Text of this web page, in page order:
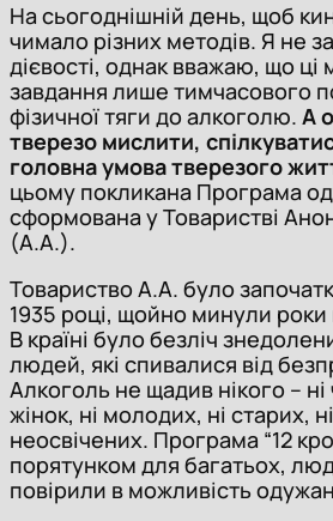
На сьогоднішній день, щоб
чимало різних методів. Я не
дієвості, однак вважаю, що
завдання лише тимчасового
фізичної тяги до алкоголю. А
тверезо мислити,
головна умова тверезого
цьому покликана Програма
сформована у Товаристві
(А.А.).
Товариство А.А. було
1935 році, щойно минули роки
В країні було безліч
людей, які спивалися від
Алкоголь не щадив нікого – ні
жінок, ні молодих, ні старих,
неосвічених. Програма “12
порятунком для багатьох,
повірили в можливість